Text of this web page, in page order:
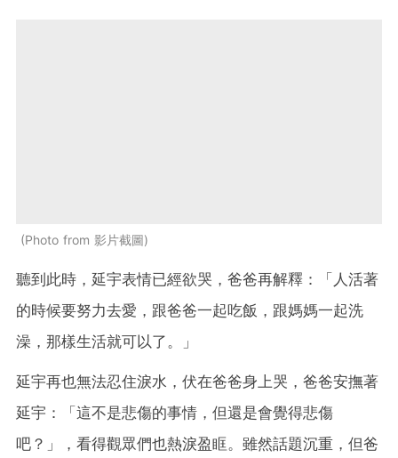
Photo from 影片截圖
聽到此時，延宇表情已經欲哭，爸爸再解釋：「人活著
的時候要努力去愛，跟爸爸一起吃飯，跟媽媽一起洗
澡，那樣生活就可以了。」
延宇再也無法忍住淚水，伏在爸爸身上哭，爸爸安撫著
延宇：「這不是悲傷的事情，但還是會覺得悲傷
吧？」，看得觀眾們也熱淚盈眶。雖然話題沉重，但爸